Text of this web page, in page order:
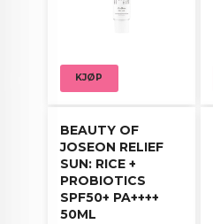
KJØP
BEAUTY OF
JOSEON RELIEF
SUN: RICE +
PROBIOTICS
SPF50+ PA++++
50ML